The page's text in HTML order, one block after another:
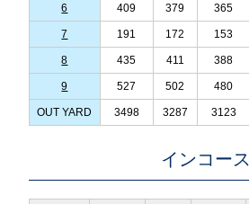
6 409 379 365
7 191 172 153
8 435 411 388
9 527 502 480
OUT YARD 3498 3287 3123
インコース